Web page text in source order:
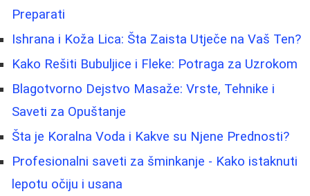
Preparati
Ishrana i Koža Lica: Šta Zaista Utječe na Vaš Ten?
Kako Rešiti Bubuljice i Fleke: Potraga za Uzrokom
Blagotvorno Dejstvo Masaže: Vrste, Tehnike i
Saveti za Opuštanje
Šta je Koralna Voda i Kakve su Njene Prednosti?
Profesionalni saveti za šminkanje - Kako istaknuti
lepotu očiju i usana